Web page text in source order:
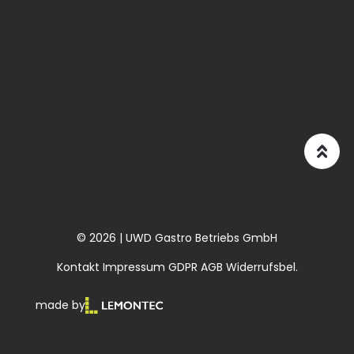
© 2026 | UWD Gastro Betriebs GmbH
Kontakt Impressum GDPR AGB Widerrufsbel.
made by